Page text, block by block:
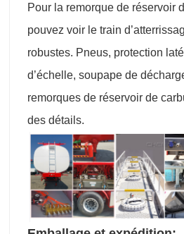
Pour la remorque de réservoir
pouvez voir le train
robustes. Pneus, protection
d’échelle, soupape de
remorques de réservoir de
des détails.